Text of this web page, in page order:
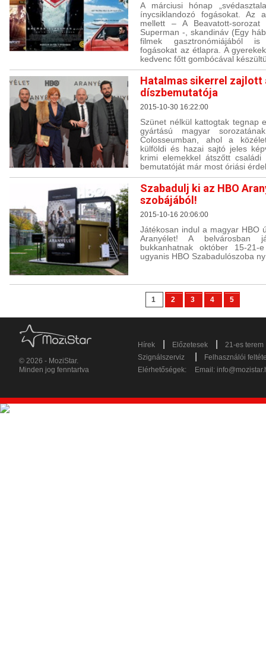
A márciusi hónap
ínycsiklandozó fogásokat. Az
mellett – A Beavatott-
Superman -, skandináv (Egy
filmek gasztronómiájából is
fogásokat az étlapra. A
kedvenc főtt gombócával
Hatalmas sikerrel zajlott
díszbemutatója
2015-10-30 16:22:00
Szünet nélkül kattogtak tegnap
gyártású magyar
Colosseumban, ahol a
külföldi és hazai sajtó jeles
krimi elemekkel átszőtt
bemutatóját már most óriási
Szabadulj ki az HBO
szobájából!
2015-10-16 20:06:00
Játékosan indul a magyar HBO
Aranyélet! A belvárosban
bukkanhatnak október 15-
ugyanis HBO Szabadulószoba
1 2 3 4 5
© 2026 - MoziStar.
Minden jog fenntartva
Hírek Előzetesek
21-es terem
Szignálszerviz
Felhasználói
Elérhetőségek:
Email: